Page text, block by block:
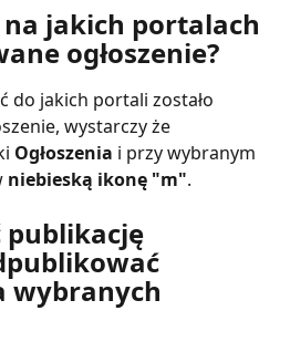
na jakich portalach
ogłoszenie?
do jakich portali zostało
wystarczy że
Ogłoszenia i przy wybranym
niebieską ikonę "m".
publikację
wybranych